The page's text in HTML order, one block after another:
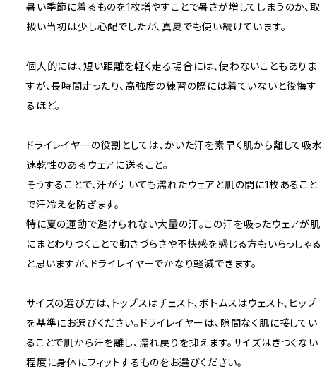
暑い季節に着るものを1枚増やすことで暑さが増してしまうのか、取
扱い当初は少し心配でしたが、真夏でも使い続けています。
個人的には、短い距離を軽く走る場合には、使わないこともありま
すが、長時間走ったり、高強度の練習の際には着ていないと後悔す
るほど。
ドライレイヤーの役割としては、かいた汗を素早く肌から離して吸水
速乾性のあるウェアに送ること。
そうすることで、汗が引いても濡れたウェアと肌の間に1枚あること
で汗冷えを防ぎます。
特に夏の運動で避けられない大量の汗。この汗を吸ったウェアが肌
にまとわりつくことで動きづらさや不快感を感じる方もいらっしゃる
と思いますが、ドライレイヤーでかなり軽減できます。
サイズの選び方は、トップスはチェスト、ボトムスはウェスト、ヒップ
を基準にお選びください。ドライレイヤーは、隙間なく肌に接してい
ることで肌から汗を離し、濡れ戻りを抑えます。サイズはきつくない
程度に身体にフィットするものをお選びください。